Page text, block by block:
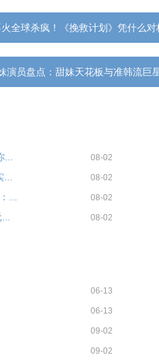
全球杀疯！《挽救计划》凭什么
演员盘点：甜妹天花板与准韩流巨
08-02
08-02
... 08-02
08-02
06-13
06-13
09-02
09-02